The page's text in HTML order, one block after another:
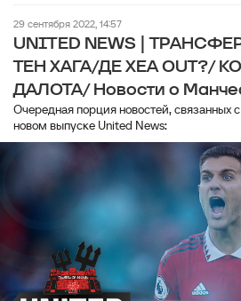
29 сентября 2022, 14:57
UNITED NEWS |
ТЕН ХАГА/ДЕ ХЕА OUT?/
ДАЛОТА/ Новости о
Очередная порция новостей, связанных
новом выпуске United News: